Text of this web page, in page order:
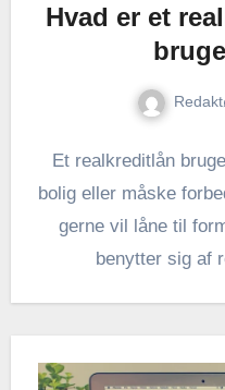
Hvad er et
Et realkreditlån
bolig eller måske
gerne vil låne til
benytter sig af